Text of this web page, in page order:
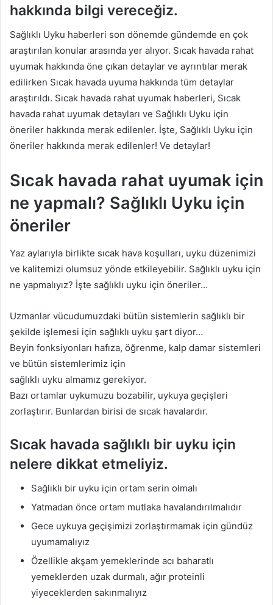
hakkında bilgi vereceğiz.
Sağlıklı Uyku haberleri son dönemde gündemde en çok
araştırılan konular arasında yer alıyor. Sıcak havada rahat
uyumak hakkında öne çıkan detaylar ve ayrıntılar merak
edilirken Sıcak havada uyuma hakkında tüm detaylar
araştırıldı. Sıcak havada rahat uyumak haberleri, Sıcak
havada rahat uyumak detayları ve Sağlıklı Uyku için
öneriler hakkında merak edilenler. İşte, Sağlıklı Uyku için
öneriler hakkında merak edilenler! Ve detaylar!
Sıcak havada rahat uyumak için
ne yapmalı? Sağlıklı Uyku için
öneriler
Yaz aylarıyla birlikte sıcak hava koşulları, uyku düzenimizi
ve kalitemizi olumsuz yönde etkileyebilir. Sağlıklı uyku için
ne yapmalıyız? İşte sağlıklı uyku için öneriler…
Uzmanlar vücudumuzdaki bütün sistemlerin sağlıklı bir
şekilde işlemesi için sağlıklı uyku şart diyor…
Beyin fonksiyonları hafıza, öğrenme, kalp damar sistemleri
ve bütün sistemlerimiz için
sağlıklı uyku almamız gerekiyor.
Bazı ortamlar uykumuzu bozabilir, uykuya geçişleri
zorlaştırır. Bunlardan birisi de sıcak havalardır.
Sıcak havada sağlıklı bir uyku için
nelere dikkat etmeliyiz.
Sağlıklı bir uyku için ortam serin olmalı
Yatmadan önce ortam mutlaka havalandırılmalıdır
Gece uykuya geçişimizi zorlaştırmamak için gündüz
uyumamalıyız
Özellikle akşam yemeklerinde acı baharatlı
yemeklerden uzak durmalı, ağır proteinli
yiyeceklerden sakınmalıyız